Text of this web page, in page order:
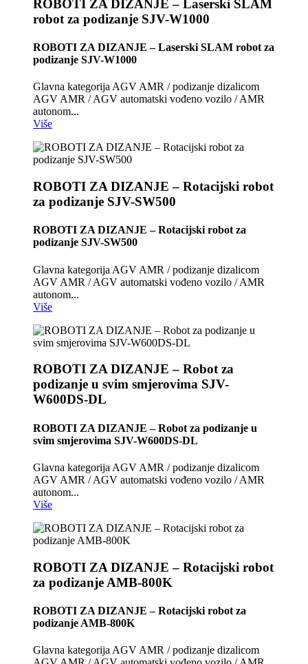
ROBOTI ZA DIZANJE – Laserski SLAM
robot za podizanje SJV-W1000
ROBOTI ZA DIZANJE – Laserski SLAM robot za
podizanje SJV-W1000
Glavna kategorija AGV AMR / podizanje dizalicom
AGV AMR / AGV automatski vođeno vozilo / AMR
autonom...
Više
ROBOTI ZA DIZANJE – Rotacijski robot
za podizanje SJV-SW500
ROBOTI ZA DIZANJE – Rotacijski robot za
podizanje SJV-SW500
Glavna kategorija AGV AMR / podizanje dizalicom
AGV AMR / AGV automatski vođeno vozilo / AMR
autonom...
Više
ROBOTI ZA DIZANJE – Robot za
podizanje u svim smjerovima SJV-
W600DS-DL
ROBOTI ZA DIZANJE – Robot za podizanje u
svim smjerovima SJV-W600DS-DL
Glavna kategorija AGV AMR / podizanje dizalicom
AGV AMR / AGV automatski vođeno vozilo / AMR
autonom...
Više
ROBOTI ZA DIZANJE – Rotacijski robot
za podizanje AMB-800K
ROBOTI ZA DIZANJE – Rotacijski robot za
podizanje AMB-800K
Glavna kategorija AGV AMR / podizanje dizalicom